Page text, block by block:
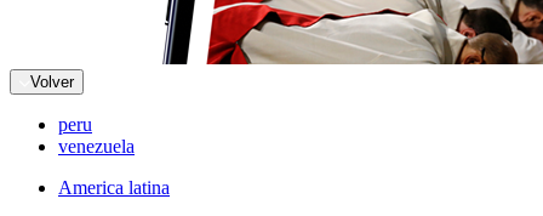
Volver
peru
venezuela
America latina